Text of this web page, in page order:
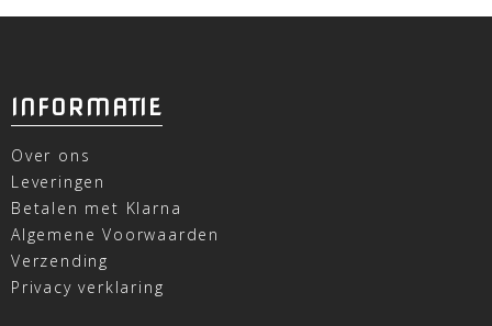
INFORMATIE
Over ons
Leveringen
Betalen met Klarna
Algemene Voorwaarden
Verzending
Privacy verklaring